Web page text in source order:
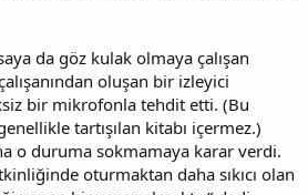
da göz kulak olmaya çalışan
oluşan bir izleyici
bir mikrofonla tehdit etti. (Bu
tartışılan kitabı içermez.)
o duruma sokmamaya karar verdi.
oturmaktan daha sıkıcı olan